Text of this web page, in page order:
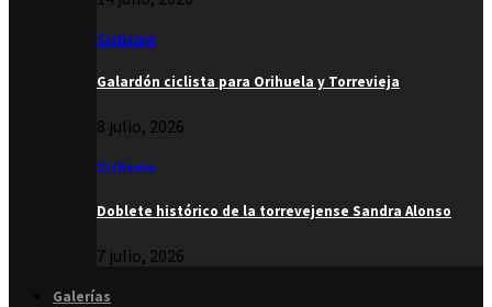
Ciclismo
Galardón ciclista para Orihuela y Torrevieja
8 julio, 2026
Ciclismo
Doblete histórico de la torrevejense Sandra Alonso
7 julio, 2026
Galerías